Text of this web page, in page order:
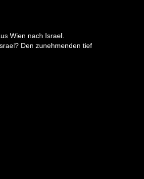
Wien nach Israel.
Den zunehmenden tief